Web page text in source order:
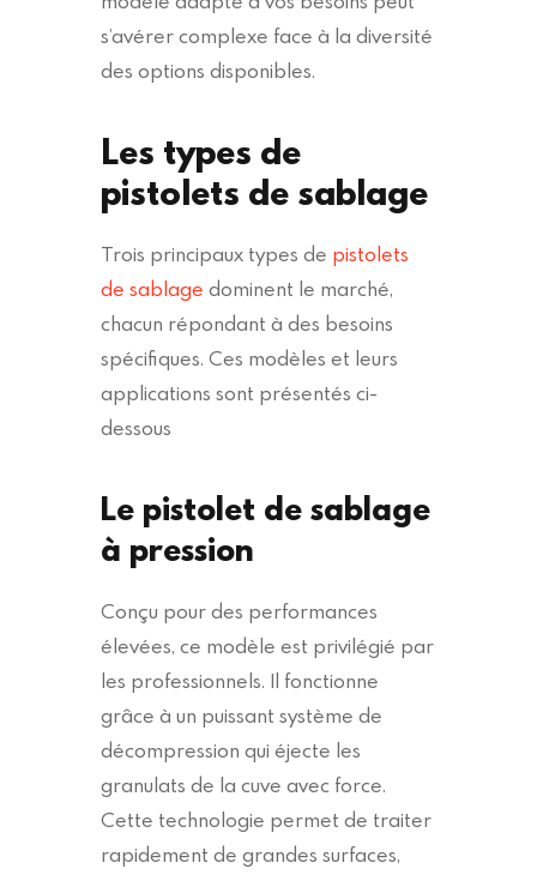
s’avérer complexe face à la diversité
des options disponibles.
Les types de
pistolets de sablage
Trois principaux types de pistolets
de sablage dominent le marché,
chacun répondant à des besoins
spécifiques. Ces modèles et leurs
applications sont présentés ci-
dessous
Le pistolet de sablage
à pression
Conçu pour des performances
élevées, ce modèle est privilégié par
les professionnels. Il fonctionne
grâce à un puissant système de
décompression qui éjecte les
granulats de la cuve avec force.
Cette technologie permet de traiter
rapidement de grandes surfaces,